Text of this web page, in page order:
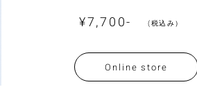
¥7,700- (税込み）
Online store